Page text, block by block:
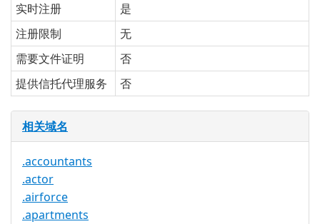
实时注册
是
注册限制
无
需要文件证明
否
提供信托代理服务
否
相关域名
.accountants
.actor
.airforce
.apartments